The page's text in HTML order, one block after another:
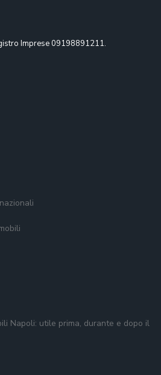
Imprese 09198891211.
Napoli: utile prima, durante e dopo il